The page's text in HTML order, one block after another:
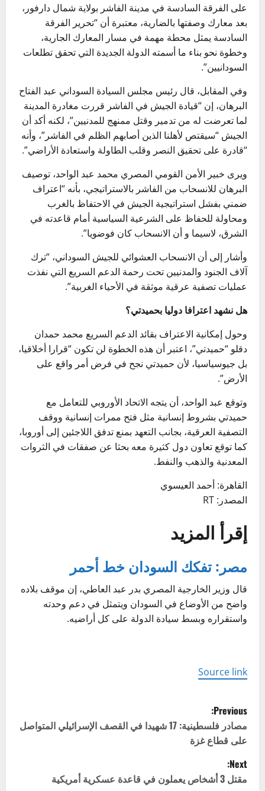
على الفرقة السادسة في مدينة الفاشر بولاية شمال دارفور،
بعد معارك وصفتها بالضارية، معتبرة أن “تحرير الفرقة
السادسة يمثل محطة مهمة في مسار المعارك الجارية،
وخطوة نحو بناء ما أسمته الدولة الجديدة التي تحقق تطلعات
السودانيين”.
وفي المقابل، قال رئيس مجلس السيادة السوداني عبد الفتاح
البرهان، إن “قيادة الجيش في الفاشر قررت مغادرة المدينة
لما تعرضت له من تدمير وقتل ممنهج للمدنيين”، لكنه أكد أن
الجيش “سيقتص لأهلنا الذين أصابهم الظلم في الفاشر”، وأنه
“قادرة على تحقيق النصر وقلب الطاولة واستعادة الأراضي”.
ويرى خبير الأمن القومي المصري محمد عبد الواحد، توصيف
البرهان للانسحاب من الفاشر بالاستراتيجي، بأنه “اعتراف
ضمني بفشل استراتيجية الجيش في الاحتفاظ بالغرب
ومحاولة للحفاظ على الشرعية السياسية أمام قاعدته في
الشرق، لاسيما و أن الانسحاب كان فوضويا”.
وأشار إلى أن الانسحاب العشوائي للجيش السوداني، “ترك
آلاف الجنود والمدنيين تحت رحمة الدعم السريع التي نفذت
عمليات تصفية عرقية موثقة في الأحياء الغربية”.
هل نشهد اعترافا دوليا بحميدتي؟
وحول إمكانية الاعتراف بقائد الدعم السريع محمد حمدان
دقلو “حميدتي”، اعتبر أن هذه الخطوة لن تكون “قرارا أخلاقيا،
بل جيوسياسيا، لأن حميدتي نجح في فرض أمر واقع على
الأرض”.
وتوقع عبد الواحد، أن يتجه الاتحاد الأوروبي للتعامل مع
حميدتي بشروط إنسانية مثل فتح ممرات إنسانية ووقف
التصفية العرقية، بجانب التعهد بمنع تدفق اللاجئين إلى أوروبا،
كما توقع تعاون دول كثيرة معه بحثا عن صفقات في الثروات
المعدنية والذهب والنفط.
القاهرة: أحمد العيسوي
المصدر: RT
إقرأ المزيد
مصر: تفكك السودان خط أحمر
قال وزير الخارجية المصري بدر عبد العاطي، إن موقف بلاده
واضح من الأوضاع في السودان ويتمثل في دعم وحدته
واستقراره وبسط سيادة الدولة على كل أراضيه.
Source link
P
o
s
t
Previous:
مصادر فلسطينية: 17 شهيدا في القصف الإسرائيلي المتواصل
على قطاع غزة
Next:
مقتل 3 أشخاص يعملون في قاعدة عسكرية أمريكية